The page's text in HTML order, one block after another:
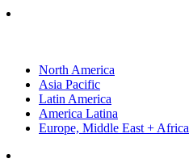
North America
Asia Pacific
Latin America
America Latina
Europe, Middle East + Africa